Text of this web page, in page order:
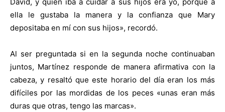
David, y quién iba a cuidar a sus hijos era yo, porque a
ella le gustaba la manera y la confianza que Mary
depositaba en mí con sus hijos», recordó.
Al ser preguntada si en la segunda noche continuaban
juntos, Martínez responde de manera afirmativa con la
cabeza, y resaltó que este horario del día eran los más
difíciles por las mordidas de los peces «unas eran más
duras que otras, tengo las marcas».